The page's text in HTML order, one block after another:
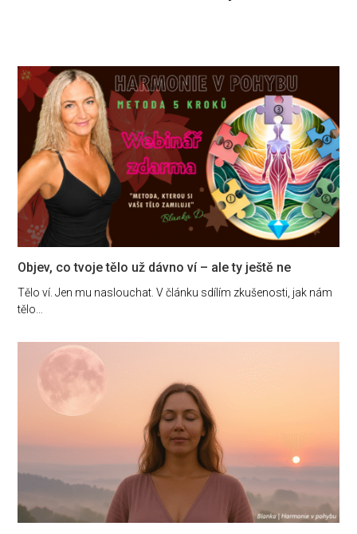
Objev, co tvoje tělo už dávno ví – ale ty ještě ne
Tělo ví. Jen mu naslouchat. V článku sdílím zkušenosti, jak nám
tělo…